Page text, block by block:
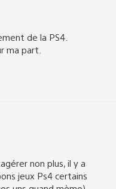
de la PS4.
ma part.
non plus, il y a
jeux Ps4 certains